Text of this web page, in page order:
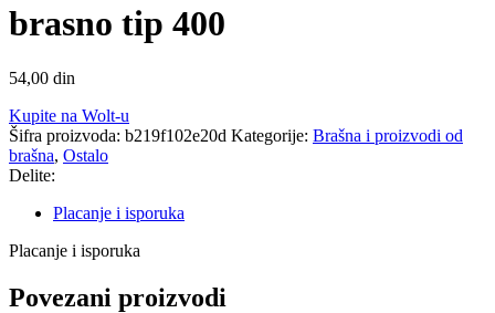
brasno tip 400
54,00 din
Kupite na Wolt-u
Šifra proizvoda: b219f102e20d Kategorije: Brašna i proizvodi od
brašna, Ostalo
Delite:
Placanje i isporuka
Placanje i isporuka
Povezani proizvodi